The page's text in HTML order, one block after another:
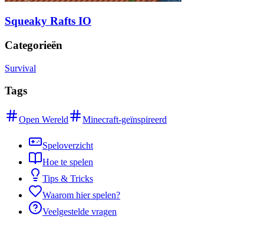
Squeaky Rafts IO
Categorieën
Survival
Tags
Open Wereld Minecraft-geïnspireerd
Speloverzicht
Hoe te spelen
Tips & Tricks
Waarom hier spelen?
Veelgestelde vragen